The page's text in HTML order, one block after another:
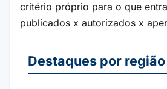
critério próprio para o que
publicados x autorizados x
Destaques por região